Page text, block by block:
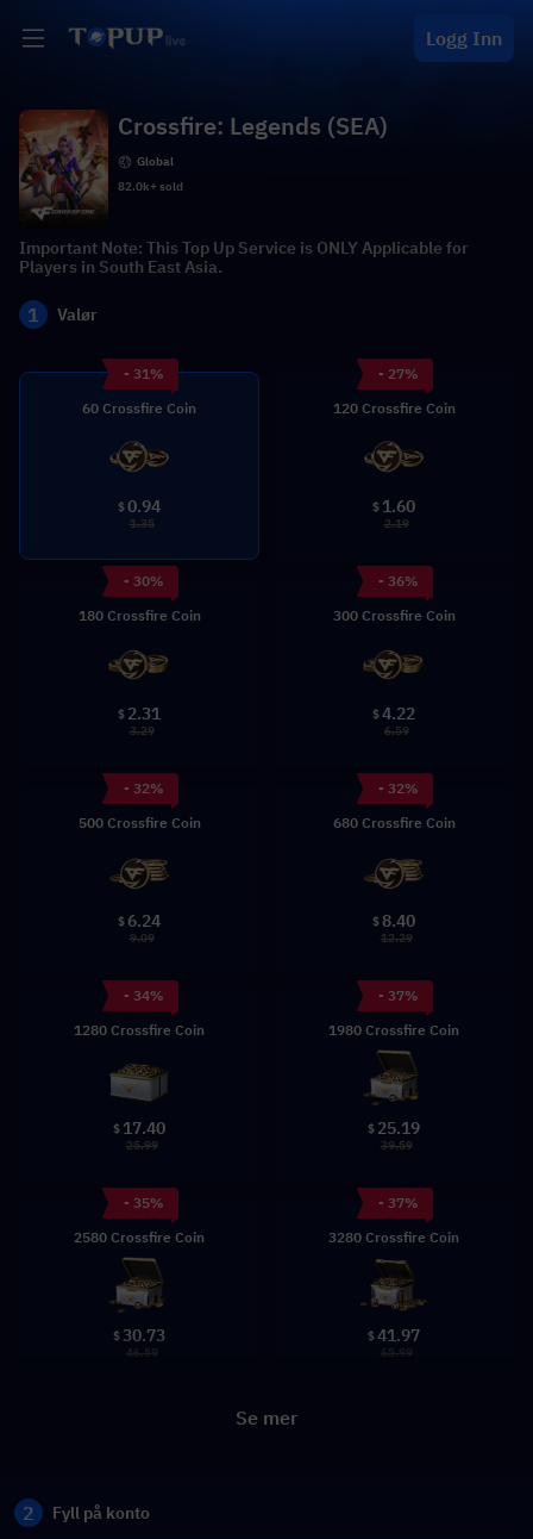
Logg Inn
Crossfire: Legends (SEA)
Global
82.0k+ sold
Important Note: This Top Up Service is ONLY Applicable for
Players in South East Asia.
1 Valør
- 31%
60 Crossfire Coin
$0.94
1.35
- 27%
120 Crossfire Coin
$ 1.60
2.19
- 30%
180 Crossfire Coin
$ 2.31
3.29
- 36%
300 Crossfire Coin
$4.22
6.59
- 32%
500 Crossfire Coin
$ 6.24
9.09
- 32%
680 Crossfire Coin
$ 8.40
12.29
- 34%
1280 Crossfire Coin
$ 17.40
25.99
- 37%
1980 Crossfire Coin
$ 25.19
39.59
- 35%
2580 Crossfire Coin
$ 30.73
46.59
- 37%
3280 Crossfire Coin
$41.97
65.99
Se mer
2 Fyll på konto